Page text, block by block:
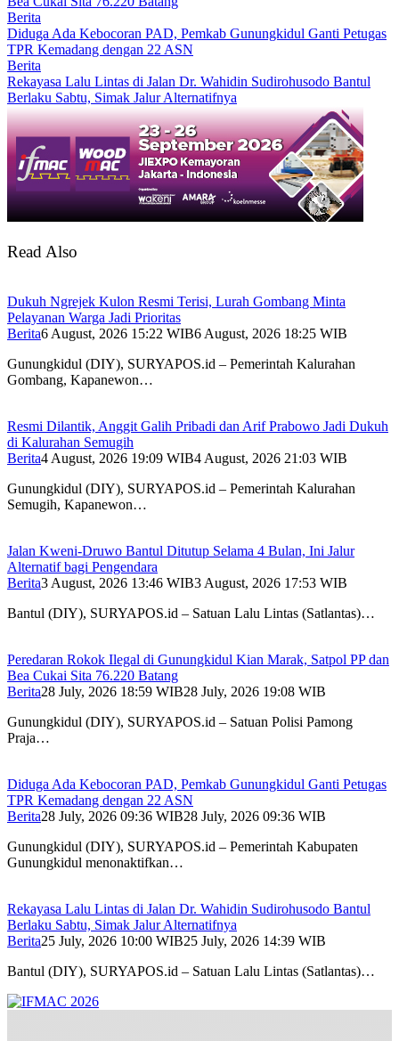
Berita
Diduga Ada Kebocoran PAD, Pemkab Gunungkidul Ganti Petugas
TPR Kemadang dengan 22 ASN
Berita
Rekayasa Lalu Lintas di Jalan Dr. Wahidin Sudirohusodo Bantul
Berlaku Sabtu, Simak Jalur Alternatifnya
Read Also
Dukuh Ngrejek Kulon Resmi Terisi, Lurah Gombang Minta
Pelayanan Warga Jadi Prioritas
Berita6 August, 2026 15:22 WIB6 August, 2026 18:25 WIB
Gunungkidul (DIY), SURYAPOS.id – Pemerintah Kalurahan
Gombang, Kapanewon…
Resmi Dilantik, Anggit Galih Pribadi dan Arif Prabowo Jadi Dukuh
di Kalurahan Semugih
Berita4 August, 2026 19:09 WIB4 August, 2026 21:03 WIB
Gunungkidul (DIY), SURYAPOS.id – Pemerintah Kalurahan
Semugih, Kapanewon…
Jalan Kweni-Druwo Bantul Ditutup Selama 4 Bulan, Ini Jalur
Alternatif bagi Pengendara
Berita3 August, 2026 13:46 WIB3 August, 2026 17:53 WIB
Bantul (DIY), SURYAPOS.id – Satuan Lalu Lintas (Satlantas)…
Peredaran Rokok Ilegal di Gunungkidul Kian Marak, Satpol PP dan
Bea Cukai Sita 76.220 Batang
Berita28 July, 2026 18:59 WIB28 July, 2026 19:08 WIB
Gunungkidul (DIY), SURYAPOS.id – Satuan Polisi Pamong
Praja…
Diduga Ada Kebocoran PAD, Pemkab Gunungkidul Ganti Petugas
TPR Kemadang dengan 22 ASN
Berita28 July, 2026 09:36 WIB28 July, 2026 09:36 WIB
Gunungkidul (DIY), SURYAPOS.id – Pemerintah Kabupaten
Gunungkidul menonaktifkan…
Rekayasa Lalu Lintas di Jalan Dr. Wahidin Sudirohusodo Bantul
Berlaku Sabtu, Simak Jalur Alternatifnya
Berita25 July, 2026 10:00 WIB25 July, 2026 14:39 WIB
Bantul (DIY), SURYAPOS.id – Satuan Lalu Lintas (Satlantas)…